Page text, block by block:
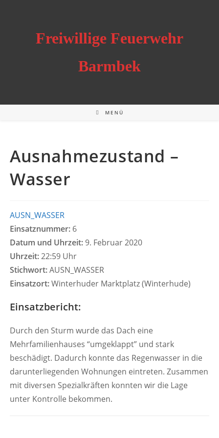
Freiwillige Feuerwehr
Barmbek
MENÜ
Ausnahmezustand –
Wasser
AUSN_WASSER
Einsatznummer: 6
Datum und Uhrzeit: 9. Februar 2020
Uhrzeit:22:59 Uhr
Stichwort:AUSN_WASSER
Einsatzort:Winterhuder Marktplatz (Winterhude)
Einsatzbericht:
Durch den Sturm wurde das Dach eine
Mehrfamilienhauses “umgeklappt” und stark
beschädigt. Dadurch konnte das Regenwasser in die
darunterliegenden Wohnungen eintreten. Zusammen
mit diversen Spezialkräften konnten wir die Lage
unter Kontrolle bekommen.